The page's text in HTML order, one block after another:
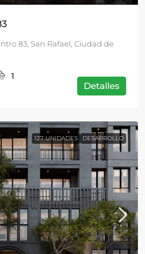
83, San Rafael, Ciudad de
1
Detalles
127 UNIDADES DESARROLLO